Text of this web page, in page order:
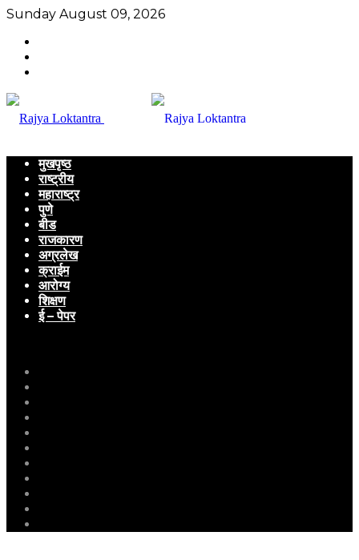
Sunday August 09, 2026
मुखपृष्ठ
राष्ट्रीय
महाराष्ट्र
पुणे
बीड
राजकारण
अग्रलेख
क्राईम
आरोग्य
शिक्षण
ई – पेपर